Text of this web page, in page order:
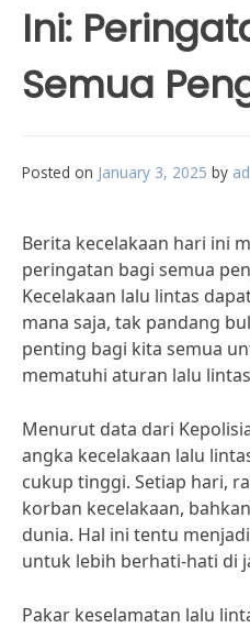
Ini:
Semua
Posted on January 3, 2025 by
Berita kecelakaan hari ini
peringatan bagi semua
Kecelakaan lalu lintas
mana saja, tak pandang
penting bagi kita semua
mematuhi aturan lalu
Menurut data dari
angka kecelakaan lalu
cukup tinggi. Setiap hari,
korban kecelakaan,
dunia. Hal ini tentu
untuk lebih berhati-hati di
Pakar keselamatan lalu